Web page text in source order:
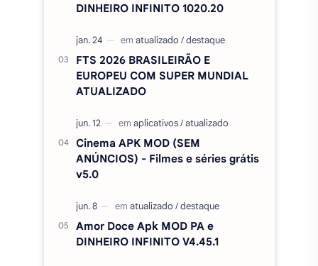
DINHEIRO INFINITO 1020.20
FTS 2026 BRASILEIRÃO E
EUROPEU COM SUPER MUNDIAL
ATUALIZADO
Cinema APK MOD (SEM
ANÚNCIOS) - Filmes e séries grátis
v5.0
Amor Doce Apk MOD PA e
DINHEIRO INFINITO V4.45.1